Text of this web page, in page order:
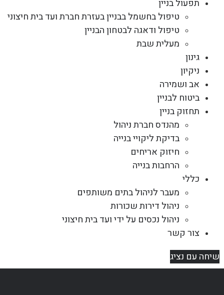
תפעול בניין
טיפול בחשמל בבניין בעזרת חברת ועד בית חיצוני
טיפול ודאגה לבטחון הבניין
מעלית שבת
גינון
ניקיון
אב ושמירה
ביטוח לבניין
תחזוק בניין
מהנדס חברת ניהול
בדיקת ליקויי בנייה
חיזוק אריחים
הרחבות בנייה
כללי
מעבר לניהול בתים משותפים
ניהול דירות שכורות
ניהול נכסים על ידי ועד בית חיצוני
צור קשר
שיחה עם נציג